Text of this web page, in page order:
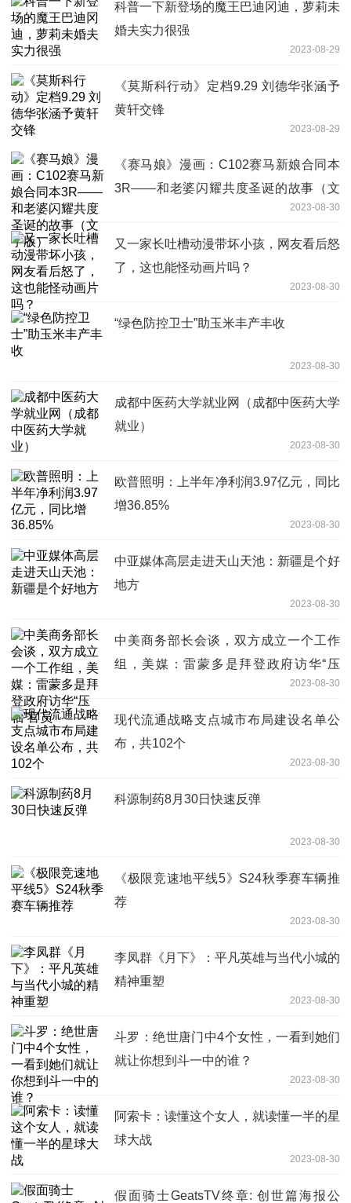
科普一下新登场的魔王巴迪冈迪，萝莉未
婚夫实力很强
2023-08-29
《莫斯科行动》定档9.29 刘德华张涵予
黄轩交锋
2023-08-29
《赛马娘》漫画：C102赛马新娘合同本
3R——和老婆闪耀共度圣诞的故事（文
2023-08-30
又一家长吐槽动漫带坏小孩，网友看后怒
了，这也能怪动画片吗？
2023-08-30
“绿色防控卫士”助玉米丰产丰收
2023-08-30
成都中医药大学就业网（成都中医药大学
就业）
2023-08-30
欧普照明：上半年净利润3.97亿元，同比
增36.85%
2023-08-30
中亚媒体高层走进天山天池：新疆是个好
地方
2023-08-30
中美商务部长会谈，双方成立一个工作
组，美媒：雷蒙多是拜登政府访华“压
2023-08-30
现代流通战略支点城市布局建设名单公
布，共102个
2023-08-30
科源制药8月30日快速反弹
2023-08-30
《极限竞速地平线5》S24秋季赛车辆推
荐
2023-08-30
李凤群《月下》：平凡英雄与当代小城的
精神重塑
2023-08-30
斗罗：绝世唐门中4个女性，一看到她们
就让你想到斗一中的谁？
2023-08-30
阿索卡：读懂这个女人，就读懂一半的星
球大战
2023-08-30
假面骑士GeatsTV终章: 创世篇海报公